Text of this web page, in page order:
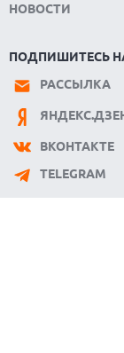
НОВОСТИ
ПОДПИШИТЕСЬ
РАССЫЛКА
ВКОНТАКТЕ
TELEGRAM